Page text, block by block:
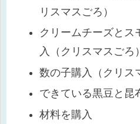
リスマスごろ）
クリームチーズとス
入（クリスマスごろ）
数の子購入（クリス
できている黒豆と昆
材料を購入